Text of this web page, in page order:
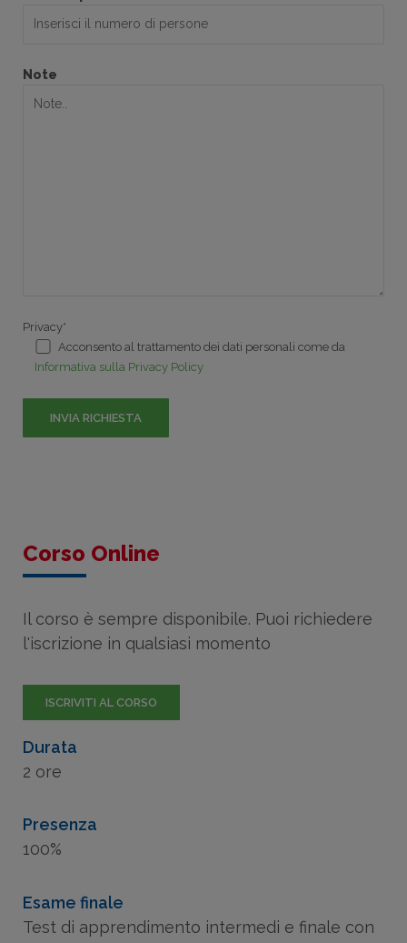
Note
Privacy*
Acconsento al trattamento dei dati personali come da
Informativa sulla Privacy Policy
Corso Online
Il corso è sempre disponibile. Puoi richiedere
l'iscrizione in qualsiasi momento
ISCRIVITI AL CORSO
Durata
2 ore
Presenza
100%
Esame finale
Test di apprendimento intermedi e finale con